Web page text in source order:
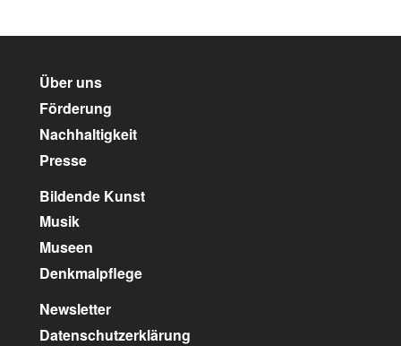
Über uns
Förderung
Nachhaltigkeit
Presse
Bildende Kunst
Musik
Museen
Denkmalpflege
Newsletter
Datenschutzerklärung